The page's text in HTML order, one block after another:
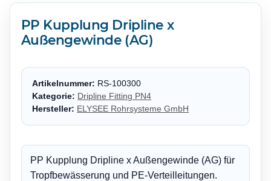
PP Kupplung Dripline x
Außengewinde (AG)
Artikelnummer: RS-100300
Kategorie: Dripline Fitting PN4
Hersteller: ELYSEE Rohrsysteme GmbH
PP Kupplung Dripline x Außengewinde (AG) für
Tropfbewässerung und PE-Verteilleitungen.